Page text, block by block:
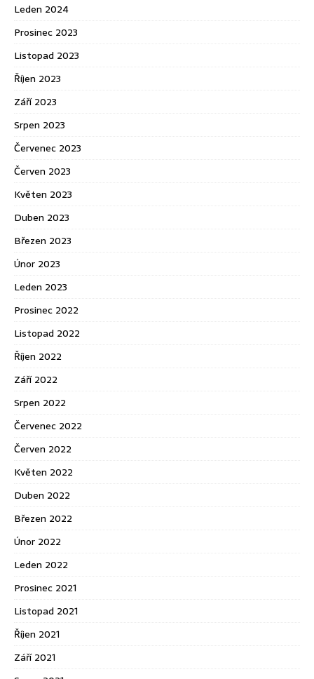
Leden 2024
Prosinec 2023
Listopad 2023
Říjen 2023
Září 2023
Srpen 2023
Červenec 2023
Červen 2023
Květen 2023
Duben 2023
Březen 2023
Únor 2023
Leden 2023
Prosinec 2022
Listopad 2022
Říjen 2022
Září 2022
Srpen 2022
Červenec 2022
Červen 2022
Květen 2022
Duben 2022
Březen 2022
Únor 2022
Leden 2022
Prosinec 2021
Listopad 2021
Říjen 2021
Září 2021